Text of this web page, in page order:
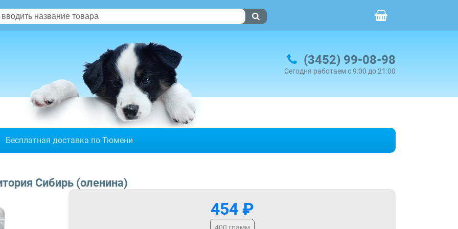
(3452) 99-08-98
Сегодня работаем с 9:00 до 21:00
Бесплатная доставка по Тюмени
Сибирь (оленина)
454 ₽